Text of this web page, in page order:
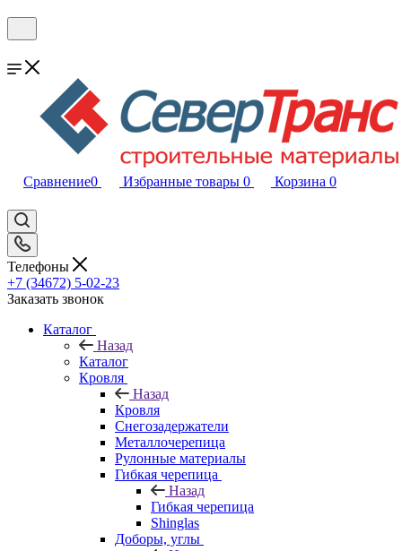
Сравнение0 Избранные товары 0 Корзина 0
Телефоны
+7 (34672) 5-02-23
Заказать звонок
Каталог
Назад
Каталог
Кровля
Назад
Кровля
Снегозадержатели
Металлочерепица
Рулонные материалы
Гибкая черепица
Назад
Гибкая черепица
Shinglas
Доборы, углы